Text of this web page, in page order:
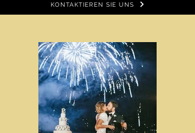
KONTAKTIEREN SIE UNS